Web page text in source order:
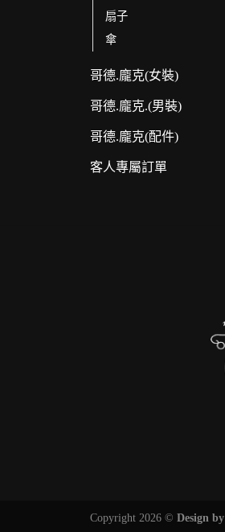
扇子
傘
哥德.龐克(女裝)
哥德.龐克.(男裝)
哥德.龐克(配件)
客人專屬訂單
Copyright 2026 © Design by